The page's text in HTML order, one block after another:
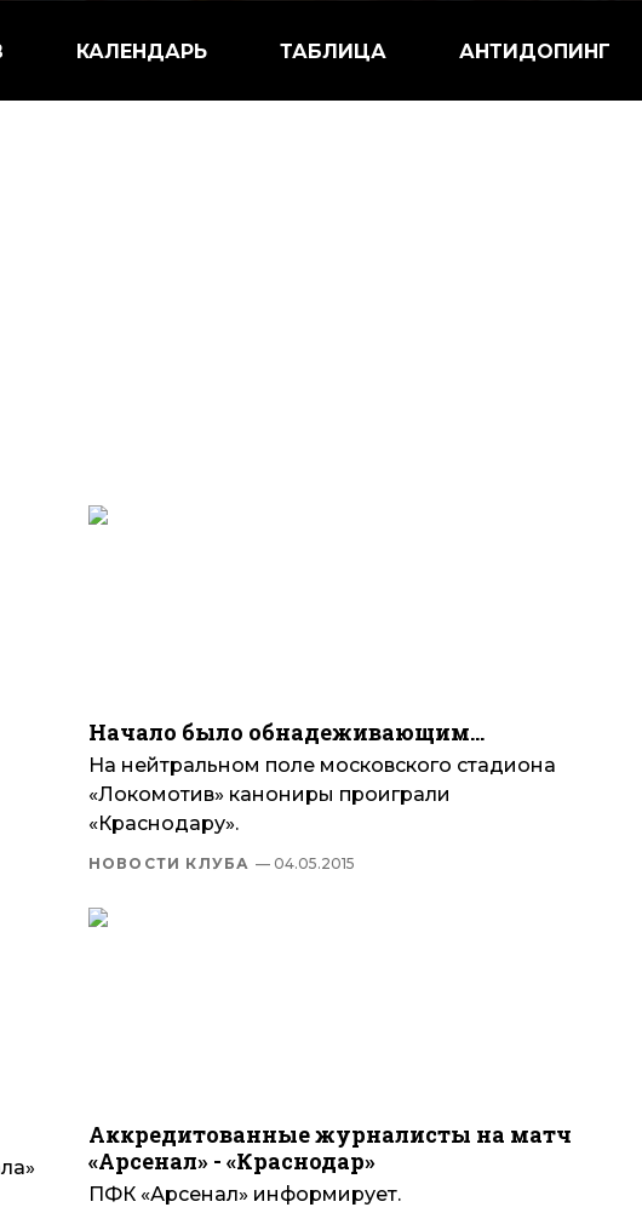
КАЛЕНДАРЬ ТАБЛИЦА АНТИДОПИНГ
Начало было обнадеживающим…
На нейтральном поле московского стадиона
«Локомотив» канониры проиграли
«Краснодару».
НОВОСТИ КЛУБА — 04.05.2015
Аккредитованные журналисты на матч
«Арсенал» - «Краснодар»
ПФК «Арсенал» информирует.